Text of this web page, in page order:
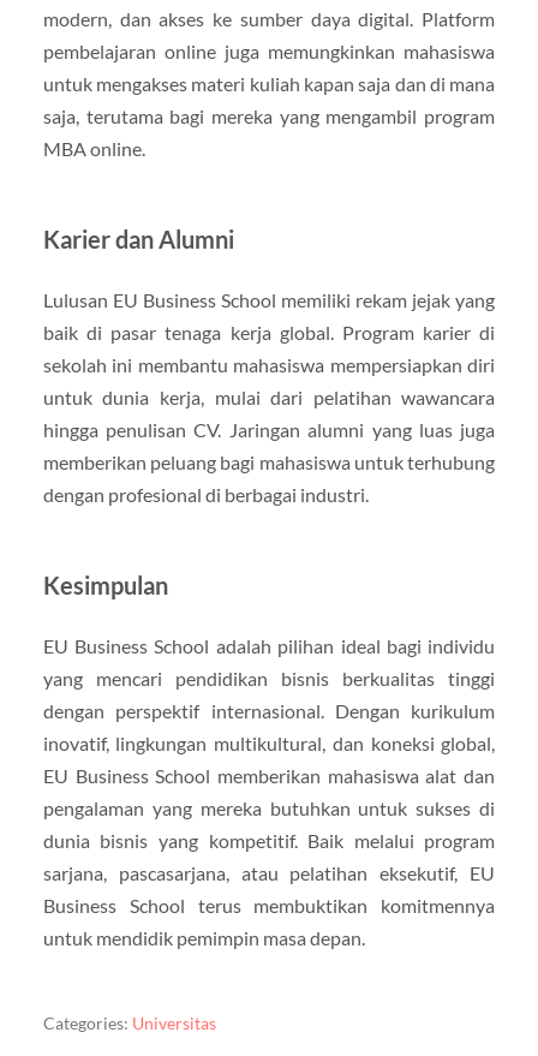
modern, dan akses ke sumber daya digital. Platform
pembelajaran online juga memungkinkan mahasiswa
untuk mengakses materi kuliah kapan saja dan di mana
saja, terutama bagi mereka yang mengambil program
MBA online.
Karier dan Alumni
Lulusan EU Business School memiliki rekam jejak yang
baik di pasar tenaga kerja global. Program karier di
sekolah ini membantu mahasiswa mempersiapkan diri
untuk dunia kerja, mulai dari pelatihan wawancara
hingga penulisan CV. Jaringan alumni yang luas juga
memberikan peluang bagi mahasiswa untuk terhubung
dengan profesional di berbagai industri.
Kesimpulan
EU Business School adalah pilihan ideal bagi individu
yang mencari pendidikan bisnis berkualitas tinggi
dengan perspektif internasional. Dengan kurikulum
inovatif, lingkungan multikultural, dan koneksi global,
EU Business School memberikan mahasiswa alat dan
pengalaman yang mereka butuhkan untuk sukses di
dunia bisnis yang kompetitif. Baik melalui program
sarjana, pascasarjana, atau pelatihan eksekutif, EU
Business School terus membuktikan komitmennya
untuk mendidik pemimpin masa depan.
Categories: Universitas